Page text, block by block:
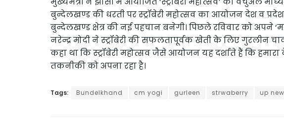
बुन्देलखण्ड की धरती पर स्ट्रॉबेरी महोत्सव का आयोजन देश व
बुन्देलखण्ड क्षेत्र की नई पहचान बनेगी। पिछले रविवार को अपने
नरेन्द्र मोदी ने स्ट्रॉबेरी की सफलतापूर्वक खेती के लिए गुरलीन
कहा था कि स्ट्रॉबेरी महोत्सव जैसे आयोजन यह दर्शाते हैं कि
तकनीकी को अपना रहा है।
Tags: Bundelkhand cm yogi gurleen strwaberry up